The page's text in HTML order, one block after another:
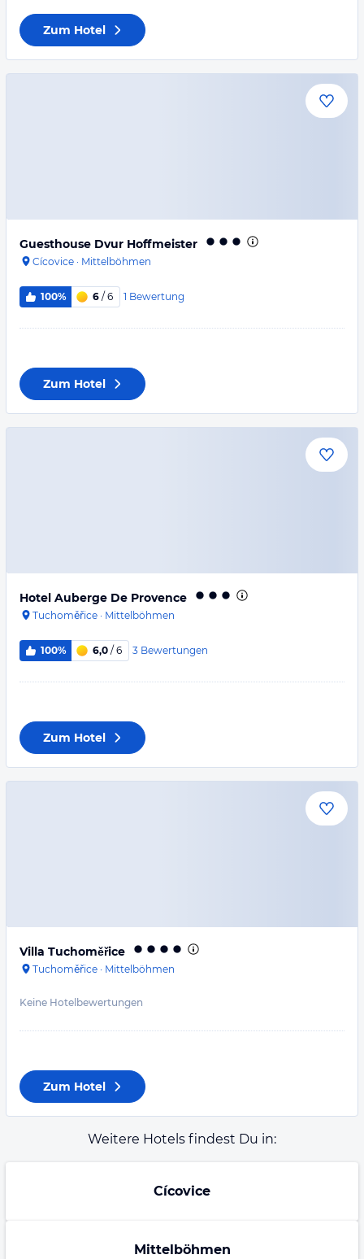
Zum Hotel
Guesthouse Dvur Hoffmeister
Cícovice · Mittelböhmen
100% 6 / 6 1 Bewertung
Zum Hotel
Hotel Auberge De Provence
Tuchoměřice · Mittelböhmen
100% 6,0 / 6 3 Bewertungen
Zum Hotel
Villa Tuchoměřice
Tuchoměřice · Mittelböhmen
Keine Hotelbewertungen
Zum Hotel
Weitere Hotels findest Du in:
Cícovice
Mittelböhmen